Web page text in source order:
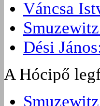
Váncsa
Dési
A Hócipő